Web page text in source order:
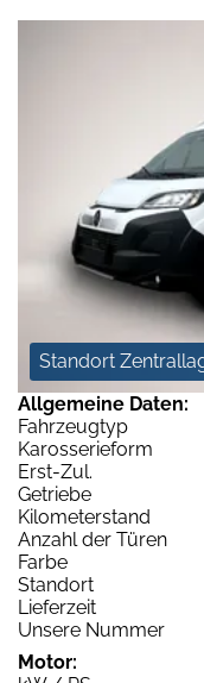
Standort
Allgemeine Daten:
Fahrzeugtyp
Karosserieform
Erst-Zul.
Getriebe
Kilometerstand
Anzahl der Türen
Farbe
Standort
Lieferzeit
Unsere Nummer
Motor: